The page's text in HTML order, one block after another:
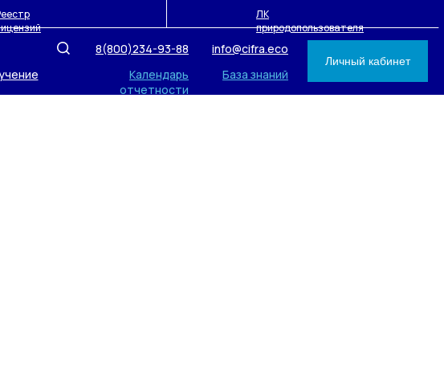
ЛК
природопользователя
info@cifra.eco
База знаний
Личный кабинет
Календарь
отчетности
8(800)234-93-88